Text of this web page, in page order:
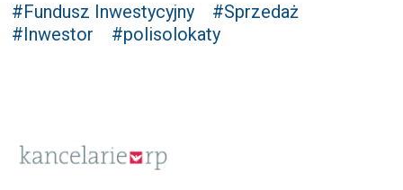
#Fundusz Inwestycyjny
#Sprzedaż
#Inwestor
#polisolokaty